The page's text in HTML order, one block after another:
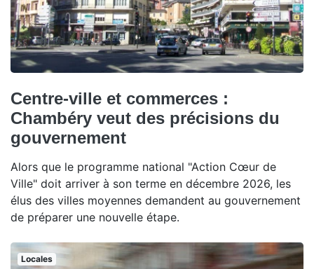
Centre-ville et commerces :
Chambéry veut des précisions du
gouvernement
Alors que le programme national "Action Cœur de
Ville" doit arriver à son terme en décembre 2026, les
élus des villes moyennes demandent au gouvernement
de préparer une nouvelle étape.
Locales